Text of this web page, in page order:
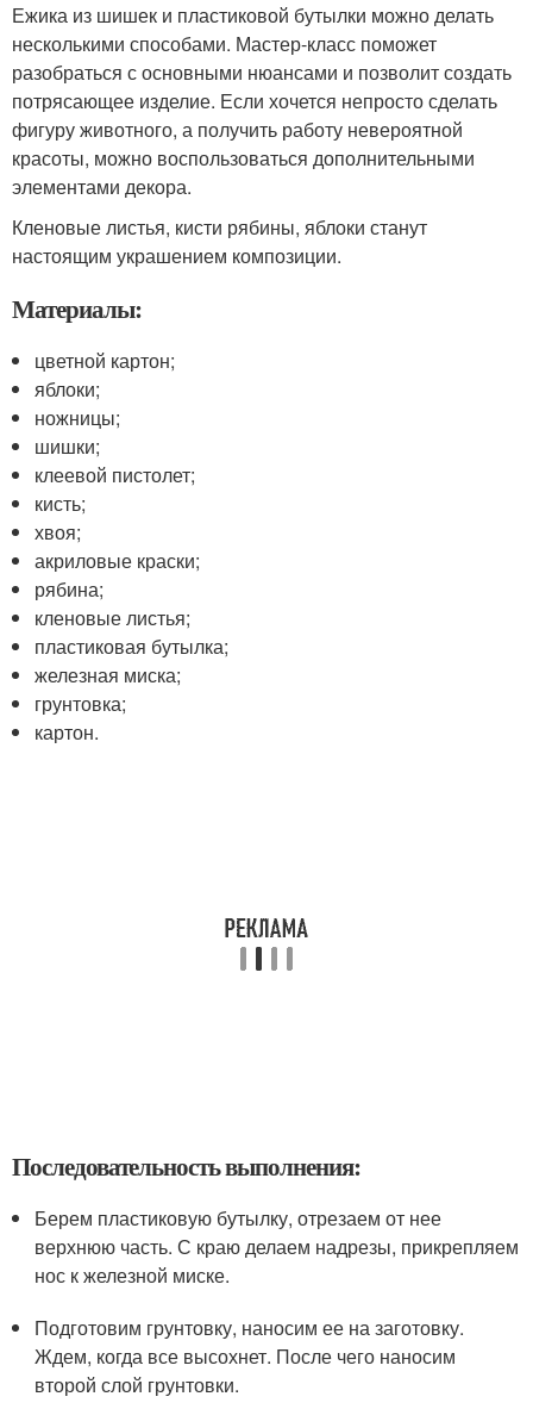
Ежика из шишек и пластиковой бутылки можно делать
несколькими способами. Мастер-класс поможет
разобраться с основными нюансами и позволит создать
потрясающее изделие. Если хочется непросто сделать
фигуру животного, а получить работу невероятной
красоты, можно воспользоваться дополнительными
элементами декора.
Кленовые листья, кисти рябины, яблоки станут
настоящим украшением композиции.
Материалы:
цветной картон;
яблоки;
ножницы;
шишки;
клеевой пистолет;
кисть;
хвоя;
акриловые краски;
рябина;
кленовые листья;
пластиковая бутылка;
железная миска;
грунтовка;
картон.
Последовательность выполнения:
Берем пластиковую бутылку, отрезаем от нее
верхнюю часть. С краю делаем надрезы, прикрепляем
нос к железной миске.
Подготовим грунтовку, наносим ее на заготовку.
Ждем, когда все высохнет. После чего наносим
второй слой грунтовки.